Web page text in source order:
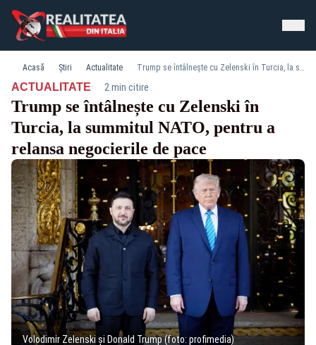
Acasă Știri Actualitate Trump se întâlnește cu Zelenski în Turcia, la summitul NATO, pentru a relansa negocierile de pace
ACTUALITATE· 2 min citire
Trump se întâlnește cu Zelenski în
Turcia, la summitul NATO, pentru a
relansa negocierile de pace
Volodimir Zelenski și Donald Trump (foto: profimedia)